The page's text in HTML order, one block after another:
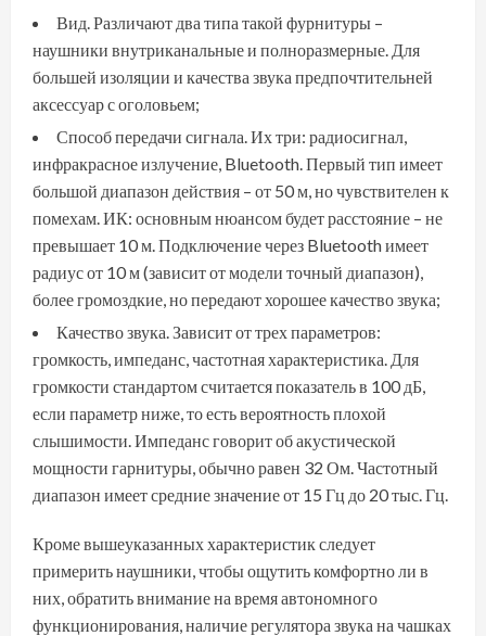
Вид. Различают два типа такой фурнитуры –
наушники внутриканальные и полноразмерные. Для
большей изоляции и качества звука предпочтительней
аксессуар с оголовьем;
Способ передачи сигнала. Их три: радиосигнал,
инфракрасное излучение, Bluetooth. Первый тип имеет
большой диапазон действия – от 50 м, но чувствителен к
помехам. ИК: основным нюансом будет расстояние – не
превышает 10 м. Подключение через Bluetooth имеет
радиус от 10 м (зависит от модели точный диапазон),
более громоздкие, но передают хорошее качество звука;
Качество звука. Зависит от трех параметров:
громкость, импеданс, частотная характеристика. Для
громкости стандартом считается показатель в 100 дБ,
если параметр ниже, то есть вероятность плохой
слышимости. Импеданс говорит об акустической
мощности гарнитуры, обычно равен 32 Ом. Частотный
диапазон имеет средние значение от 15 Гц до 20 тыс. Гц.
Кроме вышеуказанных характеристик следует
примерить наушники, чтобы ощутить комфортно ли в
них, обратить внимание на время автономного
функционирования, наличие регулятора звука на чашках